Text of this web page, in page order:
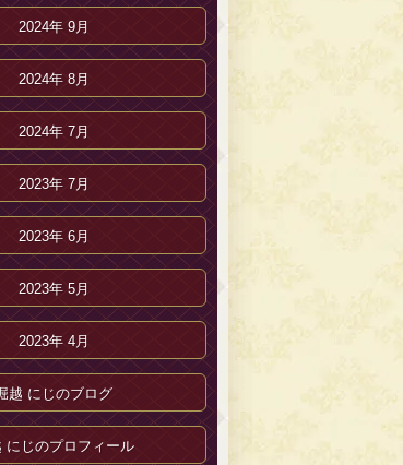
2024年 9月
2024年 8月
2024年 7月
2023年 7月
2023年 6月
2023年 5月
2023年 4月
越 にじのブログ
にじのプロフィール